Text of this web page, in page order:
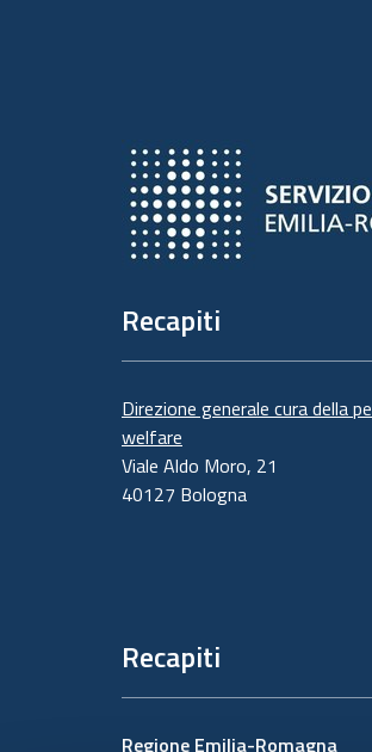
Recapiti
Direzione generale cura della
welfare
Viale Aldo Moro, 21
40127 Bologna
Recapiti
Regione Emilia-Romagna